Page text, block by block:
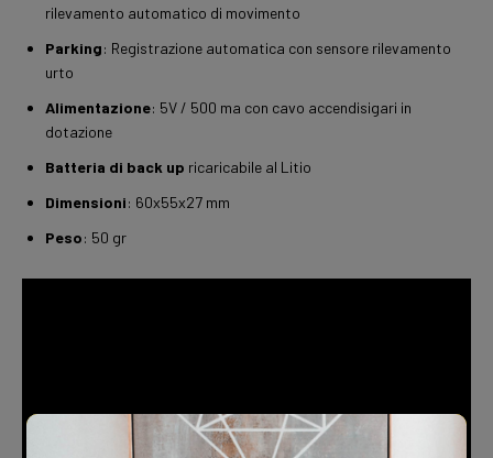
rilevamento automatico di movimento
Parking: Registrazione automatica con sensore rilevamento
urto
Alimentazione: 5V / 500 ma con cavo accendisigari in
dotazione
Batteria di back up ricaricabile al Litio
Dimensioni: 60x55x27 mm
Peso: 50 gr